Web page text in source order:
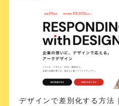
デザインで差別化する方法